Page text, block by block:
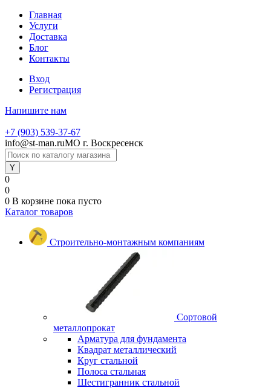
Главная
Услуги
Доставка
Блог
Контакты
Вход
Регистрация
Напишите нам
+7 (903) 539-37-67
info@st-man.ruМО г. Воскресенск
0
0
0 В корзине пока пусто
Каталог товаров
Строительно-монтажным компаниям
Сортовой
металлопрокат
Арматура для фундамента
Квадрат металлический
Круг стальной
Полоса стальная
Шестигранник стальной